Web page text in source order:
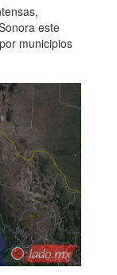
este
municipios